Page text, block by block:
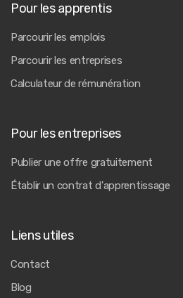
Pour les apprentis
Parcourir les emplois
Parcourir les entreprises
Calculateur de rémunération
Pour les entreprises
Publier une offre gratuitement
Établir un contrat d'apprentissage
Liens utiles
Contact
Blog